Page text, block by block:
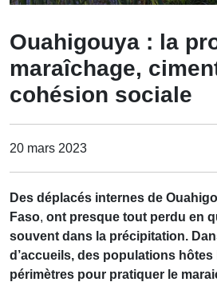
Ouahigouya : la
maraîchage,
cohésion sociale
20 mars 2023
Des déplacés internes de
Faso, ont presque tout perdu en
souvent dans la précipitation.
d’accueils, des populations
périmètres pour pratiquer le